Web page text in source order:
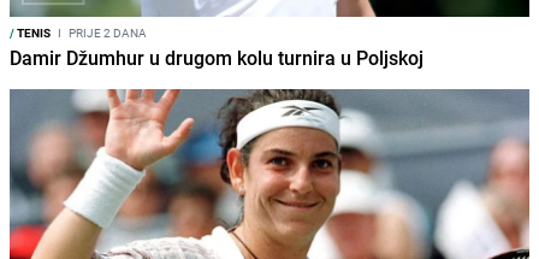
/TENIS I PRIJE 2 DANA
Damir Džumhur u drugom kolu turnira u Poljskoj